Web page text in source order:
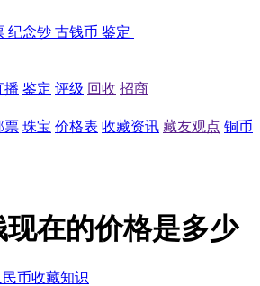
纪念钞 古钱币 鉴定
播 鉴定 评级 回收 招商
票 珠宝 价格表 收藏资讯 藏友观点 铜币
在的价格是多少
民币收藏知识